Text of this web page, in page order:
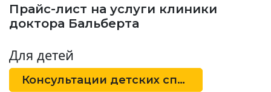
Прайс-лист на услуги клиники
доктора Бальберта
Для детей
Консультации детских специалистов